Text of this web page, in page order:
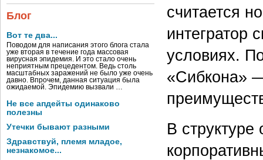
Блог
Вот те два...
Поводом для написания этого блога стала
уже вторая в течение года массовая
вирусная эпидемия. И это стало очень
неприятным прецедентом. Ведь столь
масштабных заражений не было уже очень
давно. Впрочем, данная ситуация была
ожидаемой. Эпидемию вызвали …
Не все апдейты одинаково
полезны
Утечки бывают разными
Здравствуй, племя младое,
незнакомое...
считается
интегратор
условиях.
«Сибкона»
В